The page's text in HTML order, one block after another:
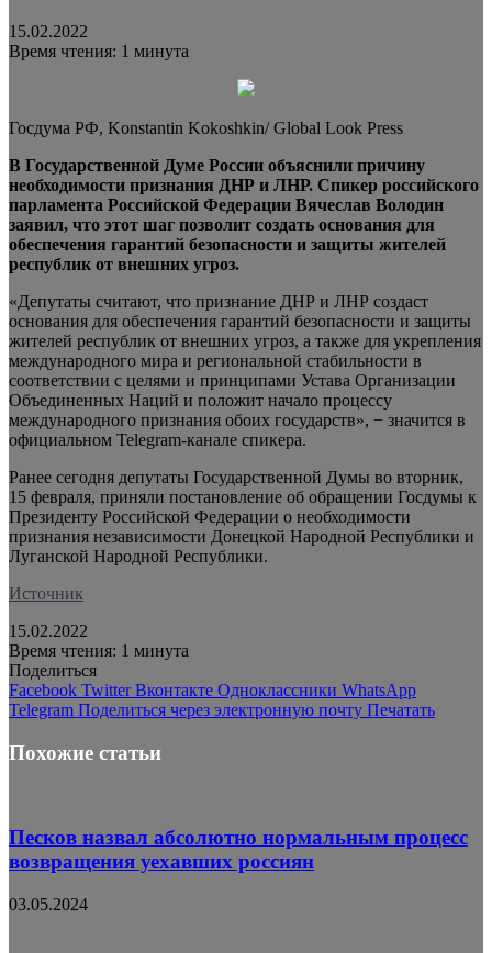
15.02.2022
Время чтения: 1 минута
Госдума РФ, Konstantin Kokoshkin/ Global Look Press
В Государственной Думе России объяснили причину
необходимости признания ДНР и ЛНР. Спикер российского
парламента Российской Федерации Вячеслав Володин
заявил, что этот шаг позволит создать основания для
обеспечения гарантий безопасности и защиты жителей
республик от внешних угроз.
«Депутаты считают, что признание ДНР и ЛНР создаст
основания для обеспечения гарантий безопасности и защиты
жителей республик от внешних угроз, а также для укрепления
международного мира и региональной стабильности в
соответствии с целями и принципами Устава Организации
Объединенных Наций и положит начало процессу
международного признания обоих государств», − значится в
официальном Telegram-канале спикера.
Ранее сегодня депутаты Государственной Думы во вторник,
15 февраля, приняли постановление об обращении Госдумы к
Президенту Российской Федерации о необходимости
признания независимости Донецкой Народной Республики и
Луганской Народной Республики.
Источник
15.02.2022
Время чтения: 1 минута
Поделиться
Facebook Twitter Вконтакте Одноклассники WhatsApp
Telegram Поделиться через электронную почту Печатать
Похожие статьи
Песков назвал абсолютно нормальным процесс
возвращения уехавших россиян
03.05.2024